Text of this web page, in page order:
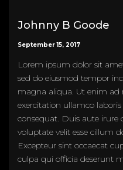
Johnny B Goode
September 15, 2017
Lorem ipsum dolor sit
sed do eiusmod tempor
magna aliqua. Ut enim
exercitation ullamco
consequat. Duis aute irure
voluptate velit esse cillum
Excepteur sint occaecat
culpa qui officia deserunt